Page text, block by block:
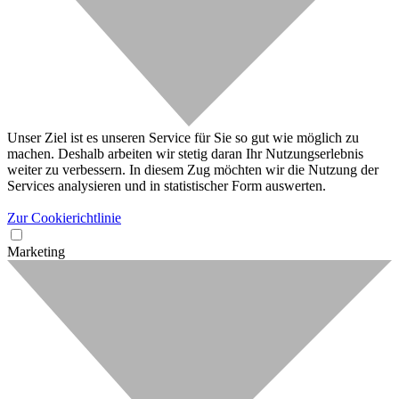
Unser Ziel ist es unseren Service für Sie so gut wie möglich zu
machen. Deshalb arbeiten wir stetig daran Ihr Nutzungserlebnis
weiter zu verbessern. In diesem Zug möchten wir die Nutzung der
Services analysieren und in statistischer Form auswerten.
Zur Cookierichtlinie
Marketing